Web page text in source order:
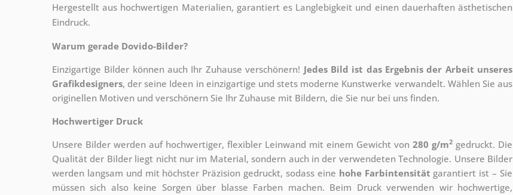
Hergestellt aus hochwertigen Materialien, garantiert es Langlebigkeit und einen dauerhaften ästhetischen
Eindruck.
Warum gerade Dovido-Bilder?
Einzigartige Bilder können auch Ihr Zuhause verschönern! Jedes Bild ist das Ergebnis der Arbeit unseres
Grafikdesigners, der seine Ideen in einzigartige und stets moderne Kunstwerke verwandelt. Wählen Sie aus
originellen Motiven und verschönern Sie Ihr Zuhause mit Bildern, die Sie nur bei uns finden.
Hochwertiger Druck
Unsere Bilder werden auf hochwertiger, flexibler Leinwand mit einem Gewicht von 280 g/m2 gedruckt. Die
Qualität der Bilder liegt nicht nur im Material, sondern auch in der verwendeten Technologie. Unsere Bilder
werden langsam und mit höchster Präzision gedruckt, sodass eine hohe Farbintensität garantiert ist – Sie
müssen sich also keine Sorgen über blasse Farben machen. Beim Druck verwenden wir hochwertige,